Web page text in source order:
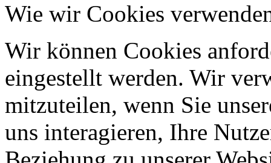
Wie wir Cookies
Wir können Cookies
eingestellt werden. Wir
mitzuteilen, wenn Sie
uns interagieren, Ihre